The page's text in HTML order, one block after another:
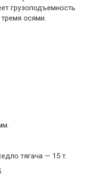
грузоподъемность
осями.
тягача — 15 т.